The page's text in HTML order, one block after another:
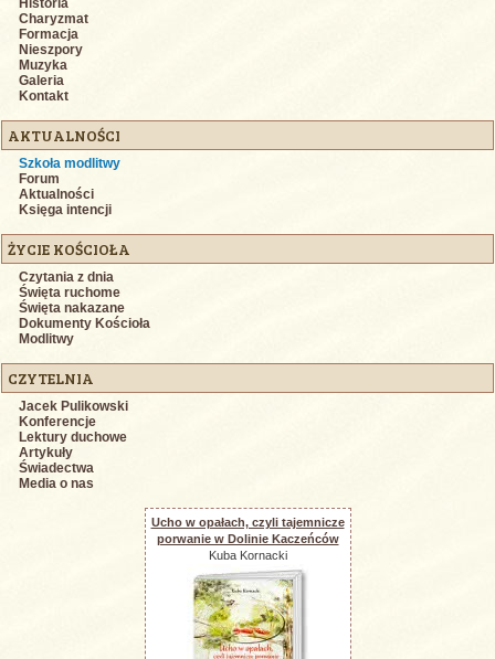
Historia
Charyzmat
Formacja
Nieszpory
Muzyka
Galeria
Kontakt
AKTUALNOŚCI
Szkoła modlitwy
Forum
Aktualności
Księga intencji
ŻYCIE KOŚCIOŁA
Czytania z dnia
Święta ruchome
Święta nakazane
Dokumenty Kościoła
Modlitwy
CZYTELNIA
Jacek Pulikowski
Konferencje
Lektury duchowe
Artykuły
Świadectwa
Media o nas
Ucho w opałach, czyli tajemnicze
porwanie w Dolinie Kaczeńców
Kuba Kornacki